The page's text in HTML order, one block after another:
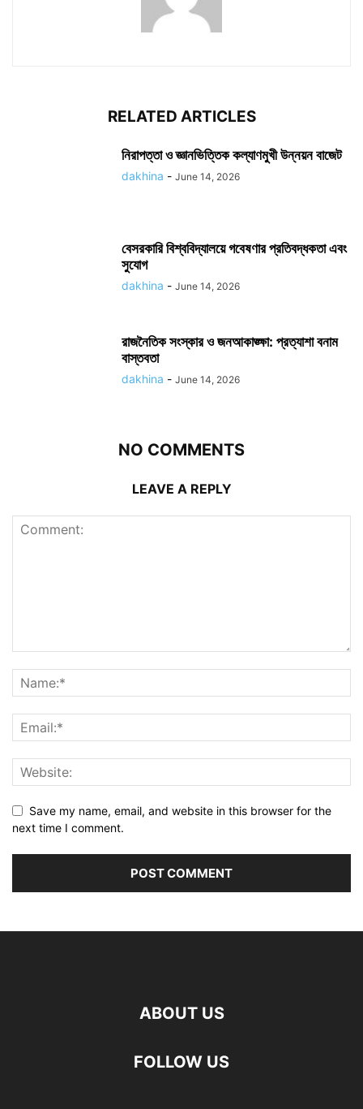
RELATED ARTICLES
নিরাপত্তা ও জ্ঞানভিত্তিক কল্যাণমুখী উন্নয়ন বাজেট
dakhina - June 14, 2026
বেসরকারি বিশ্ববিদ্যালয়ে গবেষণার প্রতিবদ্ধকতা এবং
সুযোগ
dakhina - June 14, 2026
রাজনৈতিক সংস্কার ও জনআকাঙ্ক্ষা: প্রত্যাশা বনাম
বাস্তবতা
dakhina - June 14, 2026
NO COMMENTS
LEAVE A REPLY
Save my name, email, and website in this browser for the
next time I comment.
ABOUT US
FOLLOW US